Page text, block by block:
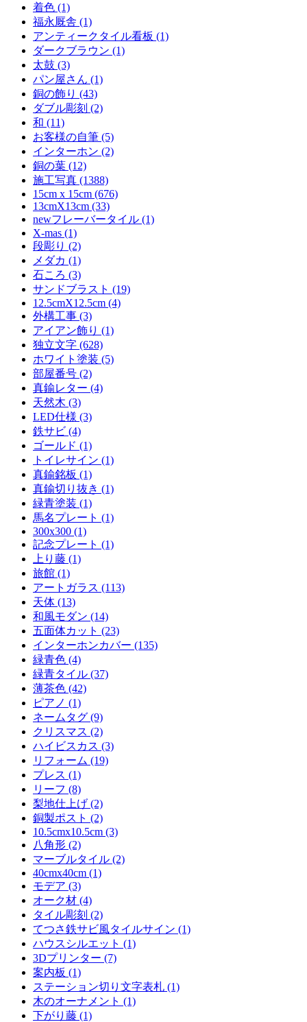
着色 (1)
福永厩舎 (1)
アンティークタイル看板 (1)
ダークブラウン (1)
太鼓 (3)
パン屋さん (1)
銅の飾り (43)
ダブル彫刻 (2)
和 (11)
お客様の自筆 (5)
インターホン (2)
銅の葉 (12)
施工写真 (1388)
15cm x 15cm (676)
13cmX13cm (33)
newフレーバータイル (1)
X-mas (1)
段彫り (2)
メダカ (1)
石ころ (3)
サンドブラスト (19)
12.5cmX12.5cm (4)
外構工事 (3)
アイアン飾り (1)
独立文字 (628)
ホワイト塗装 (5)
部屋番号 (2)
真鍮レター (4)
天然木 (3)
LED仕様 (3)
鉄サビ (4)
ゴールド (1)
トイレサイン (1)
真鍮銘板 (1)
真鍮切り抜き (1)
緑青塗装 (1)
馬名プレート (1)
300x300 (1)
記念プレート (1)
上り藤 (1)
旅館 (1)
アートガラス (113)
天体 (13)
和風モダン (14)
五面体カット (23)
インターホンカバー (135)
緑青色 (4)
緑青タイル (37)
薄茶色 (42)
ピアノ (1)
ネームタグ (9)
クリスマス (2)
ハイビスカス (3)
リフォーム (19)
プレス (1)
リーフ (8)
梨地仕上げ (2)
銅製ポスト (2)
10.5cmx10.5cm (3)
八角形 (2)
マーブルタイル (2)
40cmx40cm (1)
モデア (3)
オーク材 (4)
タイル彫刻 (2)
てつさ鉄サビ風タイルサイン (1)
ハウスシルエット (1)
3Dプリンター (7)
案内板 (1)
ステーション切り文字表札 (1)
木のオーナメント (1)
下がり藤 (1)